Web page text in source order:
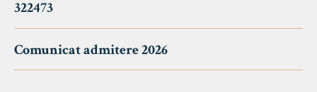
322473
Comunicat admitere 2026